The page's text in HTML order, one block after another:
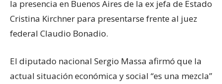
la presencia en Buenos Aires de la ex jefa de Estado
Cristina Kirchner para presentarse frente al juez
federal Claudio Bonadio.
El diputado nacional Sergio Massa afirmó que la
actual situación económica y social “es una mezcla”